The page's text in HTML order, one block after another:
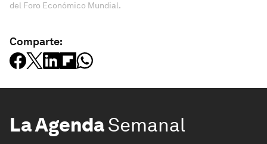
del Foro Económico Mundial.
Comparte:
La AgendaSemanal